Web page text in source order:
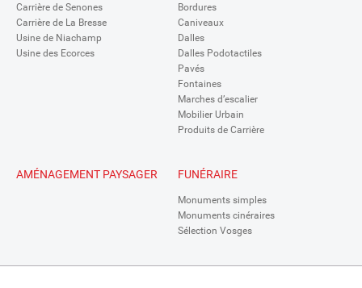
Carrière de Senones
Carrière de La Bresse
Usine de Niachamp
Usine des Ecorces
Bordures
Caniveaux
Dalles
Dalles Podotactiles
Pavés
Fontaines
Marches d’escalier
Mobilier Urbain
Produits de Carrière
AMÉNAGEMENT PAYSAGER FUNÉRAIRE
Monuments simples
Monuments cinéraires
Sélection Vosges